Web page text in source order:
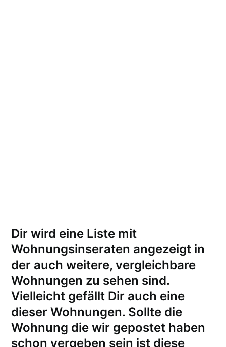
Dir wird eine Liste mit
Wohnungsinseraten angezeigt in
der auch weitere, vergleichbare
Wohnungen zu sehen sind.
Vielleicht gefällt Dir auch eine
dieser Wohnungen. Sollte die
Wohnung die wir gepostet haben
schon vergeben sein ist diese